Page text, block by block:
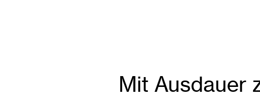
Mit Ausdauer